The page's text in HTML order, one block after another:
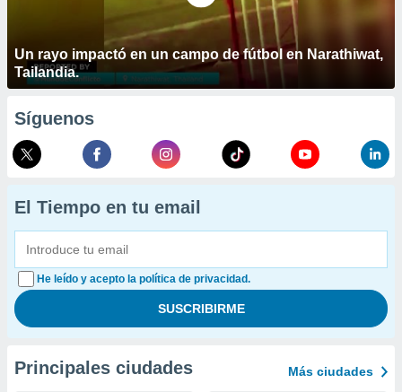
Un rayo impactó en un campo de fútbol en Narathiwat,
Tailandia.
Síguenos
El Tiempo en tu email
He leído y acepto la política de privacidad.
Principales ciudades Más ciudades